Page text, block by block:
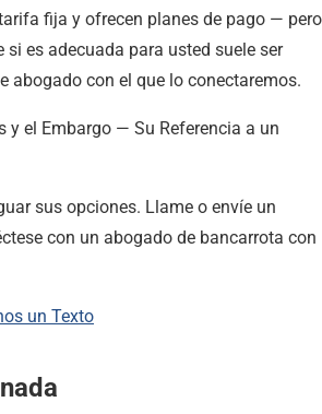
fija y ofrecen planes de pago — pero
si es adecuada para usted suele ser
abogado con el que lo conectaremos.
y el Embargo — Su Referencia a un
sus opciones. Llame o envíe un
con un abogado de bancarrota con
un Texto